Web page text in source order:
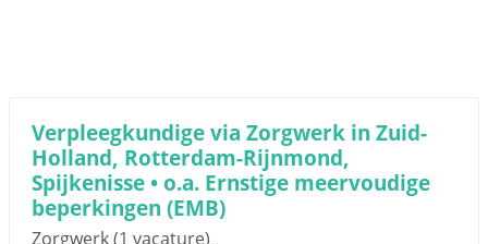
Verpleegkundige via Zorgwerk in Zuid-
Holland, Rotterdam-Rijnmond,
Spijkenisse • o.a. Ernstige meervoudige
beperkingen (EMB)
Zorgwerk(1 vacature)